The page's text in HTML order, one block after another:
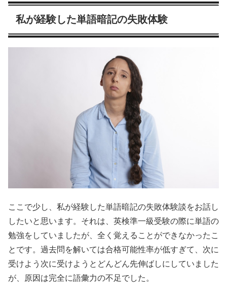
私が経験した単語暗記の失敗体験
ここで少し、私が経験した単語暗記の失敗体験談をお話し
したいと思います。それは、英検準一級受験の際に単語の
勉強をしていましたが、全く覚えることができなかったこ
とです。過去問を解いては合格可能性率が低すぎて、次に
受けよう次に受けようとどんどん先伸ばしにしていました
が、原因は完全に語彙力の不足でした。